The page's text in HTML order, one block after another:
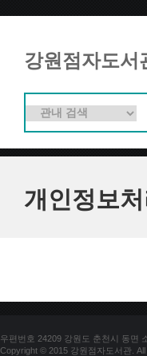
강원점자도서
개인정보
우편번호 24209 강원도 춘천시 동면
Copyright © 2015 강원점자도서관.